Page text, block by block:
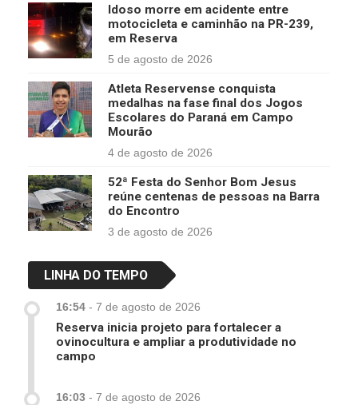
Idoso morre em acidente entre
motocicleta e caminhão na PR-239,
em Reserva
5 de agosto de 2026
Atleta Reservense conquista
medalhas na fase final dos Jogos
Escolares do Paraná em Campo
Mourão
4 de agosto de 2026
52ª Festa do Senhor Bom Jesus
reúne centenas de pessoas na Barra
do Encontro
3 de agosto de 2026
LINHA DO TEMPO
16:54 - 7 de agosto de 2026
Reserva inicia projeto para fortalecer a
ovinocultura e ampliar a produtividade no
campo
16:03 - 7 de agosto de 2026